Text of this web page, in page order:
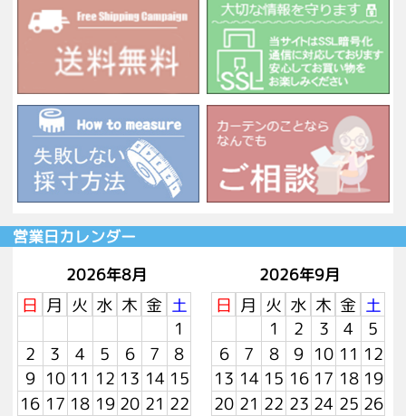
営業日カレンダー
2026年8月
日 月 火 水 木 金 土
1
2
3 4 5 6 7
8
9 10 11 12 13 14 15
16 17 18 19 20 21 22
2026年9月
日 月 火 水 木 金 土
1
2 3 4
5
6
7 8 9 10 11 12
13 14 15 16 17 18 19
20 21 22 23 24 25 26